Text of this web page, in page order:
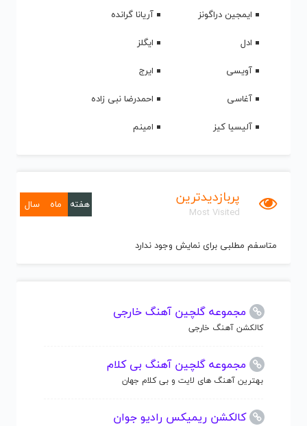
ایمجین دراگونز
آریانا گرانده
ادل
ایگلز
آویسی
ایرج
آغاسی
احمدرضا نبی زاده
آلیسیا کیز
امینم
پربازدیدترین
Most Visited
هفته ماه سال
متاسفم مطلبی برای نمایش وجود ندارد
مجموعه گلچین آهنگ خارجی
کالکشن آهنگ خارجی
مجموعه گلچین آهنگ بی کلام
بهترین آهنگ های لایت و بی کلام جهان
کالکشن ریمیکس رادیو جوان